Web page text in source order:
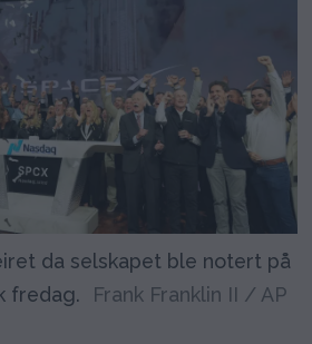
da selskapet ble notert på
fredag.
Frank Franklin II / AP